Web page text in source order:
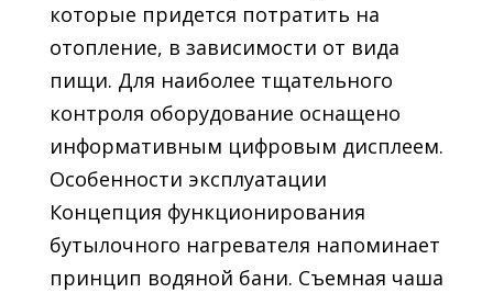
которые придется потратить на
отопление, в зависимости от вида
пищи. Для наиболее тщательного
контроля оборудование оснащено
информативным цифровым дисплеем.
Особенности эксплуатации
Концепция функционирования
бутылочного нагревателя напоминает
принцип водяной бани. Съемная чаша